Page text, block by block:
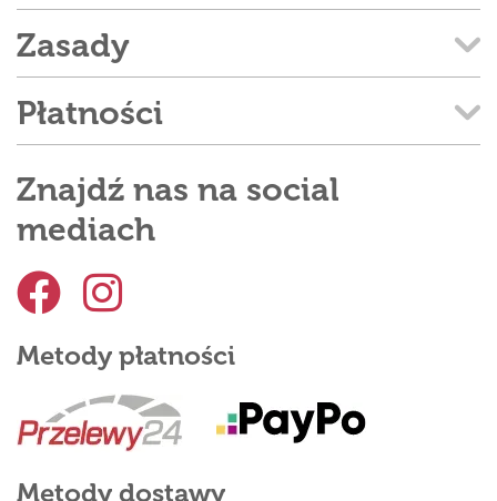
Zasady
Płatności
Znajdź nas na social
mediach
Metody płatności
Metody dostawy